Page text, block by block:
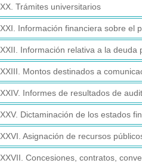
XX. Trámites universitarios
XXI. Información financiera sobre el
XXII. Información relativa a la deuda
XXIII. Montos destinados a
XXIV. Informes de resultados de
XXV. Dictaminación de los estados
XXVI. Asignación de recursos
XXVII. Concesiones, contratos,